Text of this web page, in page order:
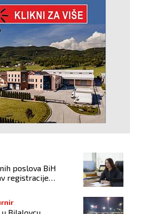
poslova BiH
registracije